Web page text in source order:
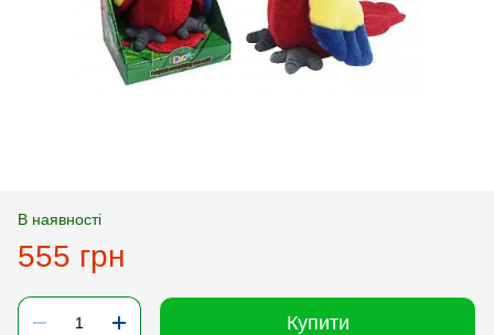
В наявності
555 грн
Купити